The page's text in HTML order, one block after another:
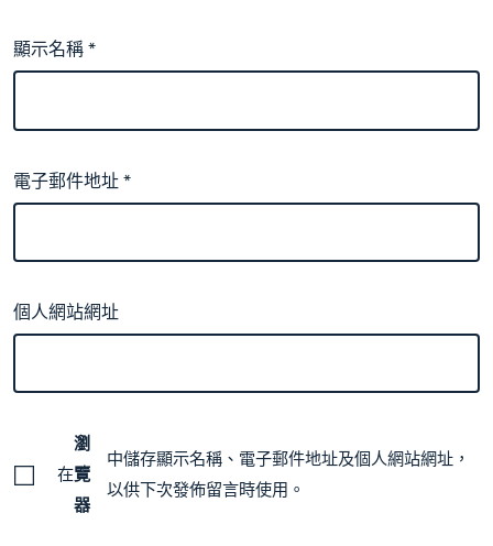
顯示名稱*
電子郵件地址*
個人網站網址
在
瀏
覽
器
中儲存顯示名稱、電子郵件地址及個人網站網址，
以供下次發佈留言時使用。